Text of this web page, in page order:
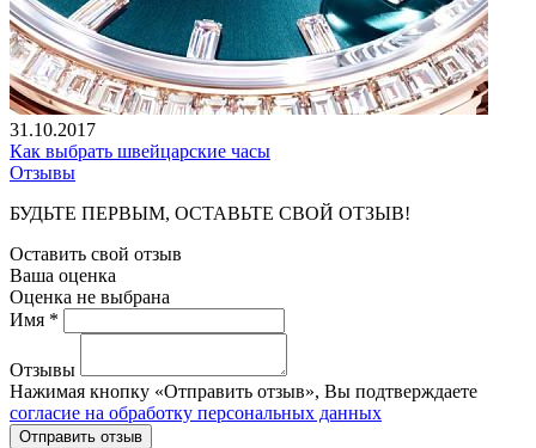
31.10.2017
Как выбрать швейцарские часы
Отзывы
БУДЬТЕ ПЕРВЫМ, ОСТАВЬТЕ СВОЙ ОТЗЫВ!
Оставить свой отзыв
Ваша оценка
Оценка не выбрана
Имя *
Отзывы
Нажимая кнопку «Отправить отзыв», Вы подтверждаете
согласие на обработку персональных данных
Отправить отзыв